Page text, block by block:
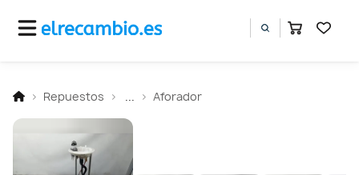
Repuestos Aforador